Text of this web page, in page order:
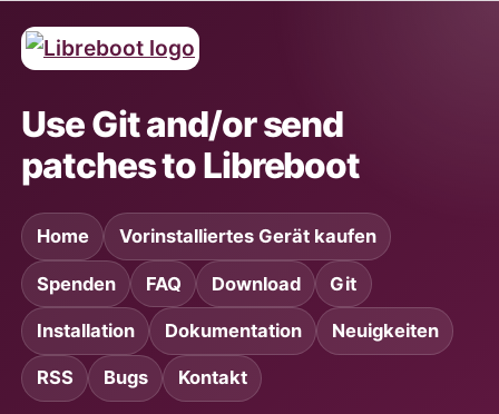
Use Git and/or send
patches to Libreboot
Home Vorinstalliertes Gerät kaufen
Spenden FAQ Download Git
Installation Dokumentation Neuigkeiten
RSS Bugs Kontakt